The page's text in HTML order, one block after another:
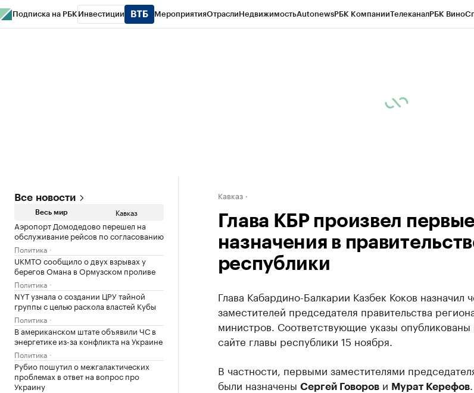
Подписка на РБК Инвестиции МероприятияОтраслиНедвижимостьAutonewsРБК КомпанииТелеканалРБК Вино
Все новости
Весь мир Кавказ
Аэропорт Домодедово перешел на
обслуживание рейсов по согласованию
Политика
UKMTO сообщило о двух взрывах у
берегов Омана в Ормузском проливе
Политика
NYT узнала о создании ЦРУ тайной
группы с целью раскола властей Кубы
Политика
В американском штате объявили ЧС в
энергетике из-за конфликта на Украине
Политика
Рубио пошутил о межгалактических
проблемах в ответ на вопрос про
Украину
Кавказ
Глава КБР произвел первые
назначения в
республики
Глава Кабардино-Балкарии Казбек Коков назначил
заместителей председателя правительства
министров. Соответствующие указы
сайте главы республики 15 ноября.
В частности, первыми заместителями
были назначены Сергей Говорови Мурат Керефов